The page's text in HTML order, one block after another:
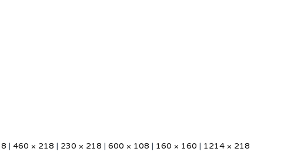
| 460 × 218 | 230 × 218 | 600 × 108 | 160 × 160 | 1214 × 218